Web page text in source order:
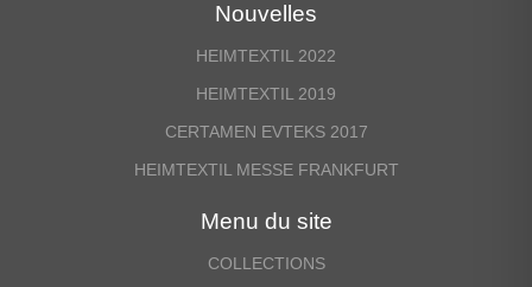
Nouvelles
HEIMTEXTIL 2022
HEIMTEXTIL 2019
CERTAMEN EVTEKS 2017
HEIMTEXTIL MESSE FRANKFURT
Menu du site
COLLECTIONS